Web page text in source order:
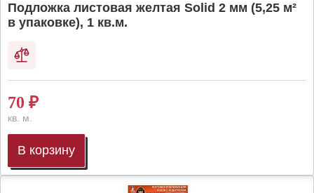
Подложка листовая желтая Solid 2 мм (5,25 м²
в упаковке), 1 кв.м.
70 ₽
кв. м.
В корзину